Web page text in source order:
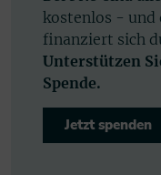
kostenlos - und
finanziert sich
Unterstützen
Spende.
Jetzt spenden